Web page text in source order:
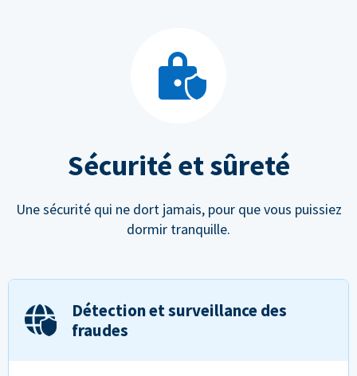
Sécurité et sûreté
Une sécurité qui ne dort jamais, pour que vous puissiez
dormir tranquille.
Détection et surveillance des
fraudes